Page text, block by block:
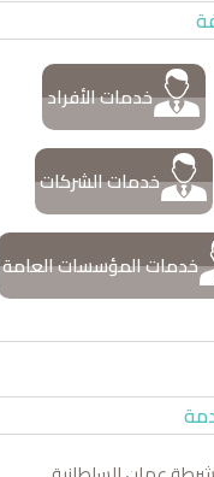
خدمات الأفراد
خدمات الشركات
خدمات المؤسسات العامة